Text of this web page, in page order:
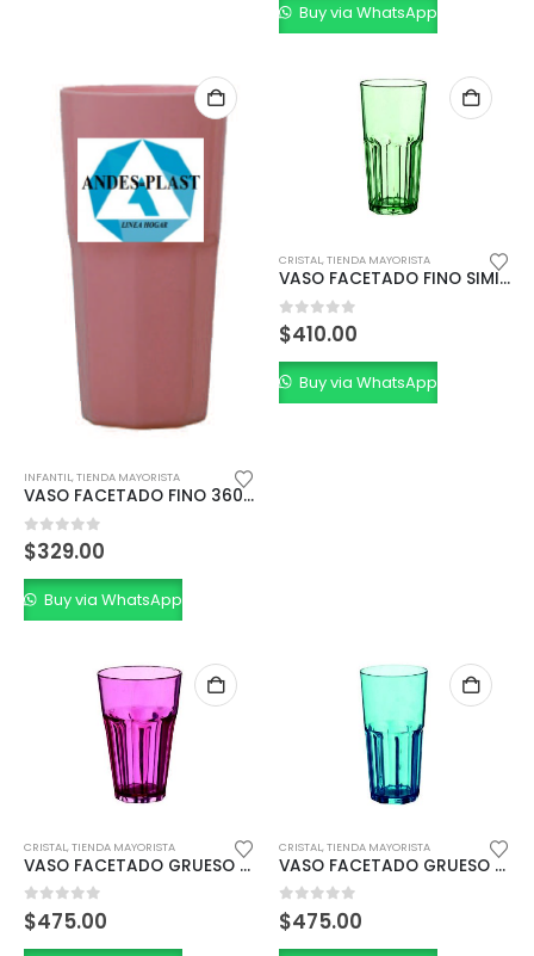
Buy via WhatsApp
INFANTIL,TIENDA MAYORISTA
VASO FACETADO FINO 360 CC.
0 out of 5
$329.00
Buy via WhatsApp
CRISTAL,TIENDA MAYORISTA
VASO FACETADO FINO SIMIL VIDRIO CRISTAL 360cc.
0 out of 5
$410.00
Buy via WhatsApp
CRISTAL,TIENDA MAYORISTA
VASO FACETADO GRUESO CRISTAL 330cc.
0 out of 5
$475.00
CRISTAL,TIENDA MAYORISTA
VASO FACETADO GRUESO SIMIL VIDRIO CRISTAL 360cc.
0 out of 5
$475.00